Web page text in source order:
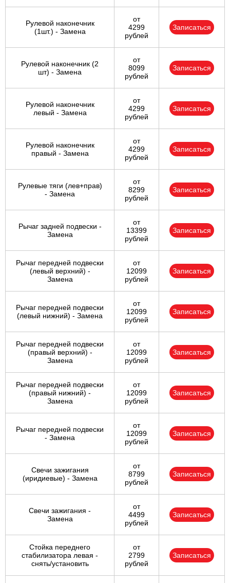
Рулевой наконечник
(1шт.) - Замена
от
4299
рублей
Записаться
Рулевой наконечник (2
шт) - Замена
от
8099
рублей
Записаться
Рулевой наконечник
левый - Замена
от
4299
рублей
Записаться
Рулевой наконечник
правый - Замена
от
4299
рублей
Записаться
Рулевые тяги (лев+прав)
- Замена
от
8299
рублей
Записаться
Рычаг задней подвески -
Замена
от
13399
рублей
Записаться
Рычаг передней подвески
(левый верхний) -
Замена
от
12099
рублей
Записаться
Рычаг передней подвески
(левый нижний) - Замена
от
12099
рублей
Записаться
Рычаг передней подвески
(правый верхний) -
Замена
от
12099
рублей
Записаться
Рычаг передней подвески
(правый нижний) -
Замена
от
12099
рублей
Записаться
Рычаг передней подвески
- Замена
от
12099
рублей
Записаться
Свечи зажигания
(иридиевые) - Замена
от
8799
рублей
Записаться
Свечи зажигания -
Замена
от
4499
рублей
Записаться
Стойка переднего
стабилизатора левая -
снять/установить
от
2799
рублей
Записаться